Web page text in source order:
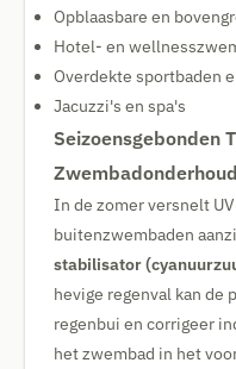
Opblaasbare en
Hotel- en
Overdekte sportbaden
Jacuzzi's en spa's
Seizoensgebonden
Zwembadonderhoud
In de zomer versnelt
buitenzwembaden
stabilisator
hevige regenval kan de
regenbui en corrigeer
het zwembad in het